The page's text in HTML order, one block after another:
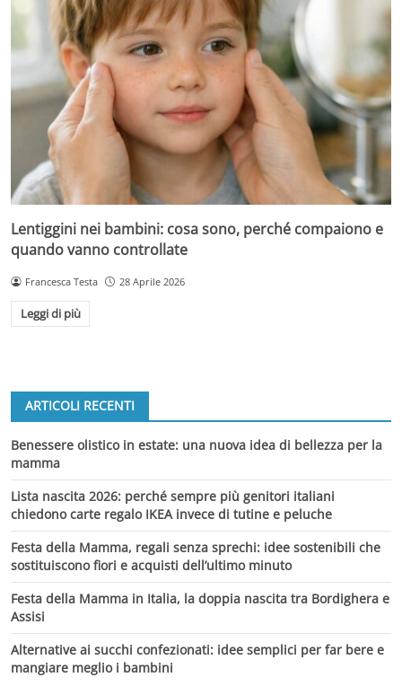
Lentiggini nei bambini: cosa sono, perché compaiono e
quando vanno controllate
Francesca Testa 28 Aprile 2026
Leggi di più
ARTICOLI RECENTI
Benessere olistico in estate: una nuova idea di bellezza per la
mamma
Lista nascita 2026: perché sempre più genitori italiani
chiedono carte regalo IKEA invece di tutine e peluche
Festa della Mamma, regali senza sprechi: idee sostenibili che
sostituiscono fiori e acquisti dell’ultimo minuto
Festa della Mamma in Italia, la doppia nascita tra Bordighera e
Assisi
Alternative ai succhi confezionati: idee semplici per far bere e
mangiare meglio i bambini